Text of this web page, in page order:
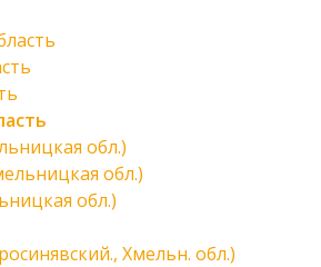
обл.)
обл.)
обл.)
Хмельн. обл.)